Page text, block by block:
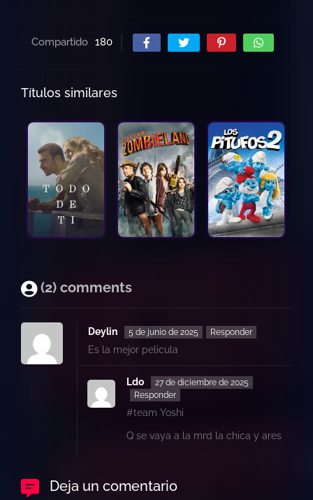
Compartido 180
Títulos similares
(2) comments
Deylin 5 de junio de 2025 Responder
Es la mejor pelicula
Ldo
27 de diciembre de 2025
Responder
#team Yoshi
Q se vaya a la mrd la chica y ares
Deja un comentario